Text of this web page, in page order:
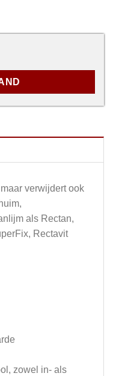
verwijdert ook
als Rectan,
Rectavit
zowel in- als